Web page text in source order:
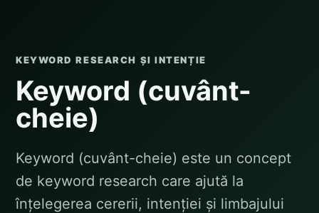
KEYWORD RESEARCH ȘI INTENȚIE
Keyword (cuvânt-
cheie)
Keyword (cuvânt-cheie) este un concept
de keyword research care ajută la
înțelegerea cererii, intenției și limbajului